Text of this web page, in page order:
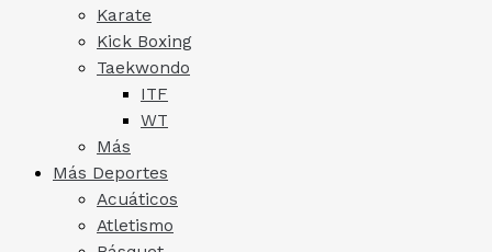
Karate
Kick Boxing
Taekwondo
ITF
WT
Más
Más Deportes
Acuáticos
Atletismo